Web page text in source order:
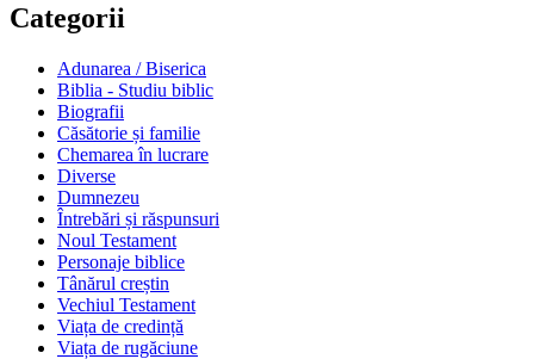
Categorii
Adunarea / Biserica
Biblia - Studiu biblic
Biografii
Căsătorie și familie
Chemarea în lucrare
Diverse
Dumnezeu
Întrebări și răspunsuri
Noul Testament
Personaje biblice
Tânărul creștin
Vechiul Testament
Viața de credință
Viața de rugăciune